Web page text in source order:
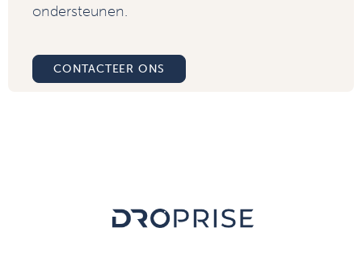
ondersteunen.
CONTACTEER ONS